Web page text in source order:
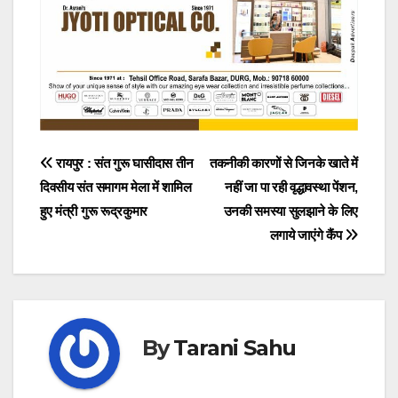
Post
navigation
तकनीकी कारणों से जिनके खाते में
नहीं जा पा रही वृद्धावस्था पेंशन,
उनकी समस्या सुलझाने के लिए
लगाये जाएंगे कैंप
रायपुर : संत गुरू घासीदास तीन
दिवसीय संत समागम मेला में शामिल
हुए मंत्री गुरू रूद्रकुमार
ByTarani Sahu